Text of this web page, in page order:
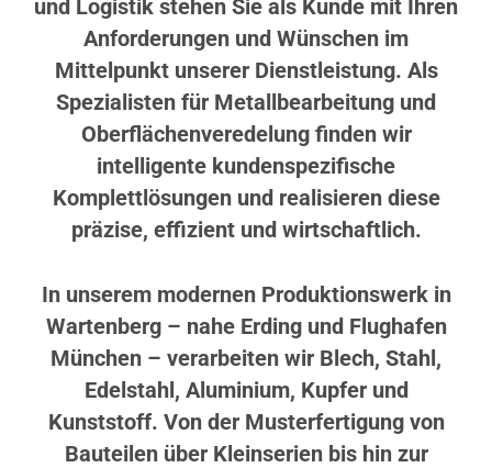
und Logistik stehen Sie als Kunde mit Ihren
Anforderungen und Wünschen im
Mittelpunkt unserer Dienstleistung. Als
Spezialisten für Metallbearbeitung und
Oberflächenveredelung finden wir
intelligente kundenspezifische
Komplettlösungen und realisieren diese
präzise, effizient und wirtschaftlich.
In unserem modernen Produktionswerk in
Wartenberg – nahe Erding und Flughafen
München – verarbeiten wir Blech, Stahl,
Edelstahl, Aluminium, Kupfer und
Kunststoff. Von der Musterfertigung von
Bauteilen über Kleinserien bis hin zur